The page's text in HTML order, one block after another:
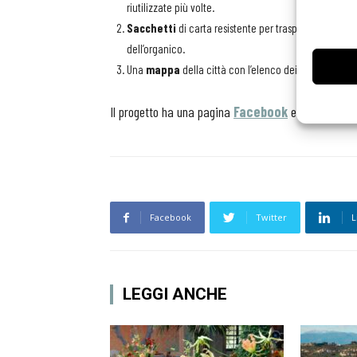
riutilizzate più volte.
Sacchettidi carta resistente per trasportare le
dell’organico.
Una mappa della città con l’elenco dei ristoranti
Il progetto ha una pagina Facebooke un account
Facebook Twitter
LEGGI ANCHE